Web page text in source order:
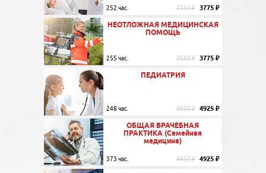
252 час. 7550 ₽ 3775 ₽
НЕОТЛОЖНАЯ МЕДИЦИНСКАЯ
ПОМОЩЬ
255 час. 7550 ₽ 3775 ₽
ПЕДИАТРИЯ
248 час. 9850 ₽ 4925 ₽
ОБЩАЯ ВРАЧЕБНАЯ
ПРАКТИКА (Семейная
медицина)
373 час. 9850 ₽ 4925 ₽